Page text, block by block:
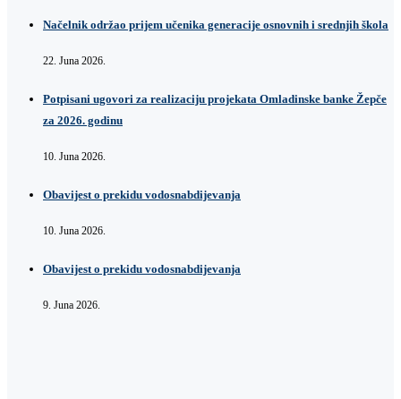
Načelnik održao prijem učenika generacije osnovnih i srednjih škola
22. Juna 2026.
Potpisani ugovori za realizaciju projekata Omladinske banke Žepče
za 2026. godinu
10. Juna 2026.
Obavijest o prekidu vodosnabdijevanja
10. Juna 2026.
Obavijest o prekidu vodosnabdijevanja
9. Juna 2026.